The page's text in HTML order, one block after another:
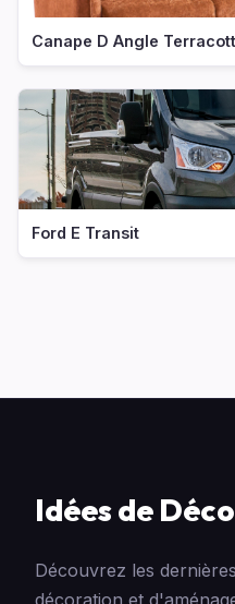
Canape D Angle
Ford E Transit
Idées de
Découvrez les
décoration et